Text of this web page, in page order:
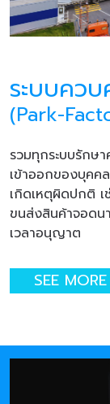
ระบบควบ
(Park-
รวมทุกระบบรักษ
เข้าออกของบุคค
เกิดเหตุผิดปกติ เ
ขนส่งสินค้าจอดน
เวลาอนุญาต
SEE MORE